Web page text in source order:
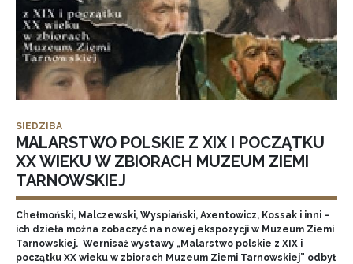
SIEDZIBA
MALARSTWO POLSKIE Z XIX I POCZĄTKU
XX WIEKU W ZBIORACH MUZEUM ZIEMI
TARNOWSKIEJ
Chełmoński, Malczewski, Wyspiański, Axentowicz, Kossak i inni –
ich dzieła można zobaczyć na nowej ekspozycji w Muzeum Ziemi
Tarnowskiej. Wernisaż wystawy „Malarstwo polskie z XIX i
początku XX wieku w zbiorach Muzeum Ziemi Tarnowskiej” odbył